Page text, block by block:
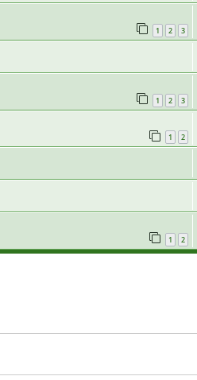
1 2 3
1 2 3
1 2
1 2